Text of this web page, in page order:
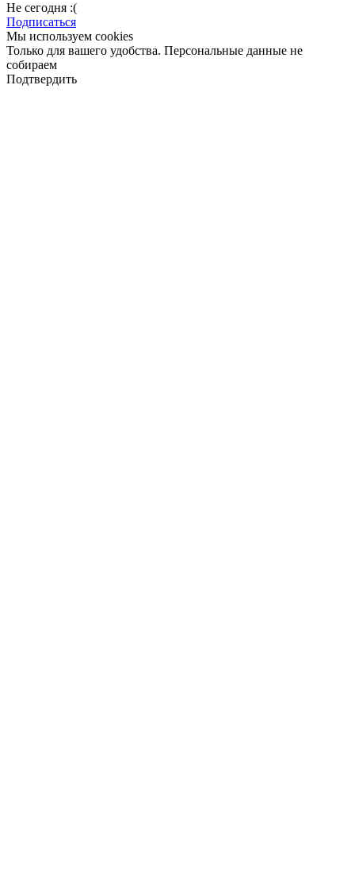
Не сегодня :(
Подписаться
Мы используем cookies
Только для вашего удобства. Персональные данные не
собираем
Подтвердить